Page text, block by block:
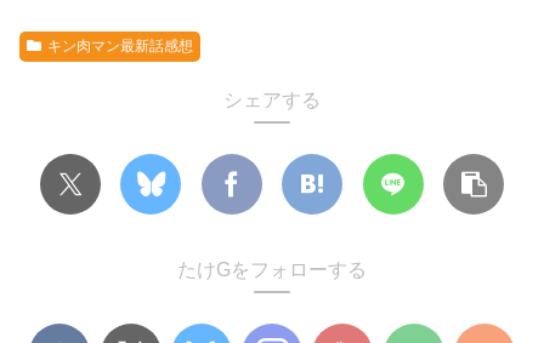
キン肉マン最新話感想
シェアする
たけGをフォローする